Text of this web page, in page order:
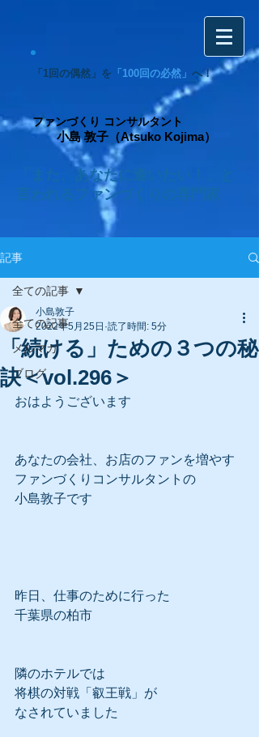
「1回の偶然」を 「100回の必然」 へ！
ファンづくり コンサルタント
小島 敦子（Atsuko Kojima）
「また、あなたに逢いたい！」と
言われるファンづくりの専門家
記事
全ての記事
メルマガ
ブログ
全ての記事
「続ける」ための３つの秘
訣＜vol.296＞
小島敦子
2022年5月25日 読了時間: 5分
おはようございます
あなたの会社、お店のファンを増やす
ファンづくりコンサルタントの
小島敦子です
昨日、仕事のために行った
千葉県の柏市
隣のホテルでは
将棋の対戦「叡王戦」が
なされていました